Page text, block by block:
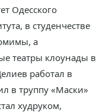
Одесского
в студенчестве
а
театры клоунады в
работал в
в труппу «Маски»
худруком,